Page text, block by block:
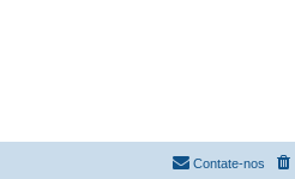
Contate-nos